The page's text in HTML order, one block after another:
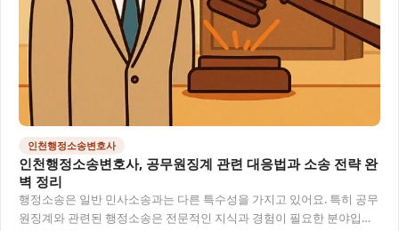
인천행정소송변호사
인천행정소송변호사, 공무원징계 관련 대응법과 소송 전략 완
벽 정리
행정소송은 일반 민사소송과는 다른 특수성을 가지고 있어요. 특히 공무
원징계와 관련된 행정소송은 전문적인 지식과 경험이 필요한 분야입니